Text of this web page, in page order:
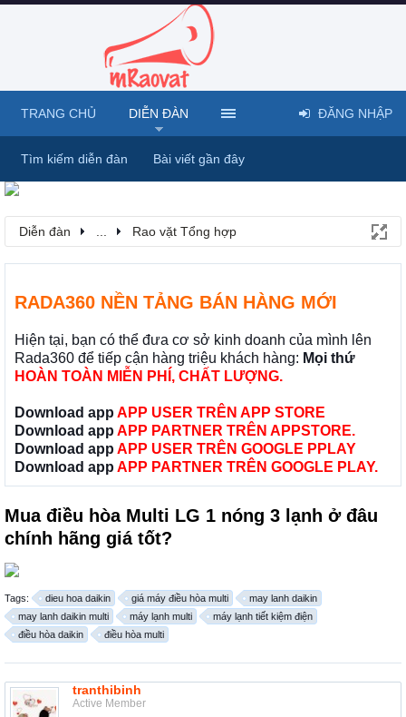
Diễn đàn Rao vặt Tổng hợp
RADA360 NỀN TẢNG BÁN HÀNG MỚI
Hiện tại, bạn có thể đưa cơ sở kinh doanh của mình lên
Rada360 để tiếp cận hàng triệu khách hàng: Mọi thứ
HOÀN TOÀN MIỄN PHÍ, CHẤT LƯỢNG.
Download app APP USER TRÊN APP STORE
Download app APP PARTNER TRÊN APPSTORE.
Download app APP USER TRÊN GOOGLE PPLAY
Download app APP PARTNER TRÊN GOOGLE PLAY.
Mua điều hòa Multi LG 1 nóng 3 lạnh ở đâu
chính hãng giá tốt?
Tags: dieu hoa daikin giá máy điều hòa multi
may lanh daikin
may lanh daikin multi
máy lạnh multi
máy lạnh tiết kiệm điện
điều hòa daikin
điều hòa multi
tranthibinh
Active Member
TRANG CHỦ DIỄN ĐÀN
Tìm kiếm diễn đàn Bài viết gần đây
ĐĂNG NHẬP